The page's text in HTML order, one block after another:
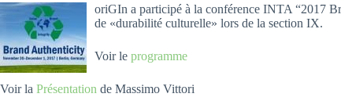
oriGIn a participé à la conférence INTA “2017
de «durabilité culturelle» lors de la section IX.
Voir le programme
Voir la Présentation de Massimo Vittori